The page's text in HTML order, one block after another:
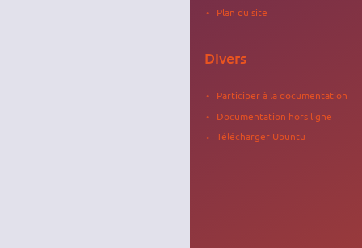
Plan du site
Divers
Participer à la documentation
Documentation hors ligne
Télécharger Ubuntu